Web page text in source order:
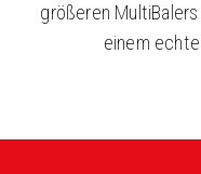
größeren
einem